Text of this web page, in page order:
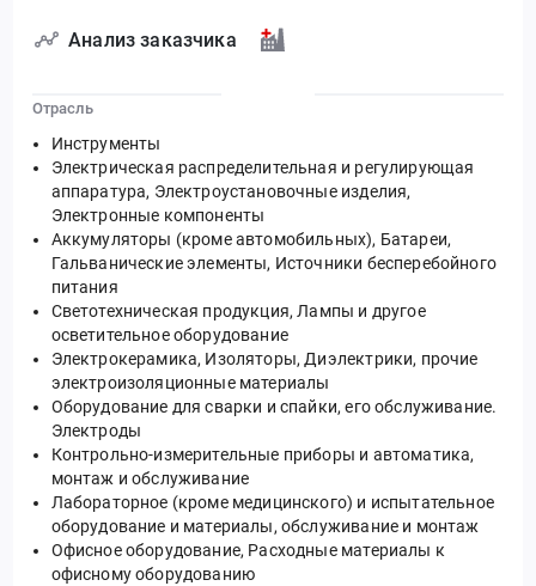
Анализ заказчика
Отрасль
Инструменты
Электрическая распределительная и регулирующая
аппаратура, Электроустановочные изделия,
Электронные компоненты
Аккумуляторы (кроме автомобильных), Батареи,
Гальванические элементы, Источники бесперебойного
питания
Светотехническая продукция, Лампы и другое
осветительное оборудование
Электрокерамика, Изоляторы, Диэлектрики, прочие
электроизоляционные материалы
Оборудование для сварки и спайки, его обслуживание.
Электроды
Контрольно-измерительные приборы и автоматика,
монтаж и обслуживание
Лабораторное (кроме медицинского) и испытательное
оборудование и материалы, обслуживание и монтаж
Офисное оборудование, Расходные материалы к
офисному оборудованию